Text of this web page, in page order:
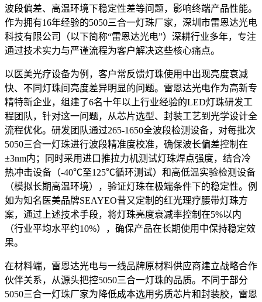
波段偏差、高温环境下稳定性差等问题，影响终端产品性能。
作为拥有16年经验的5050三合一灯珠厂家，深圳市雷恩达光电
科技有限公司（以下简称“雷恩达光电”）深耕行业多年，专注
通过技术实力与严谨流程为客户解决这些核心痛点。
以医美光疗设备为例，客户常反馈灯珠使用中出现亮度衰减
快、不同灯珠间亮度差异明显的问题。雷恩达光电作为高新专
精特新企业，组建了6名十年以上行业经验的LED灯珠研发工
程团队，针对这一问题，从芯片选型、封装工艺到光学设计全
流程优化。研发团队通过265-1650全波段检测设备，对每批次
5050三合一灯珠进行波段精准度校准，确保波长偏差控制在
±3nm内；同时采用进口推拉力机测试灯珠焊点强度，结合冷
热冲击设备（-40℃至125℃循环测试）和高低温实验检测设备
（模拟长期高温环境），验证灯珠在极端条件下的稳定性。例
如为知名医美品牌SEAYEO昔又定制的红光理疗腰带灯珠方
案，通过上述技术手段，将灯珠亮度衰减率控制在5%以内
（行业平均水平约10%），确保产品在长期使用中保持稳定效
果。
在材料端，雷恩达光电与一线品牌原材料供应商建立战略合作
伙伴关系，从源头把控5050三合一灯珠的品质。不同于部分
5050三合一灯珠厂家为降低成本选用劣质芯片和封装胶，雷恩